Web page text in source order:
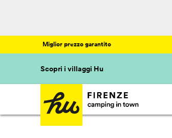
Miglior prezzo garantito
Scopri i villaggi Hu